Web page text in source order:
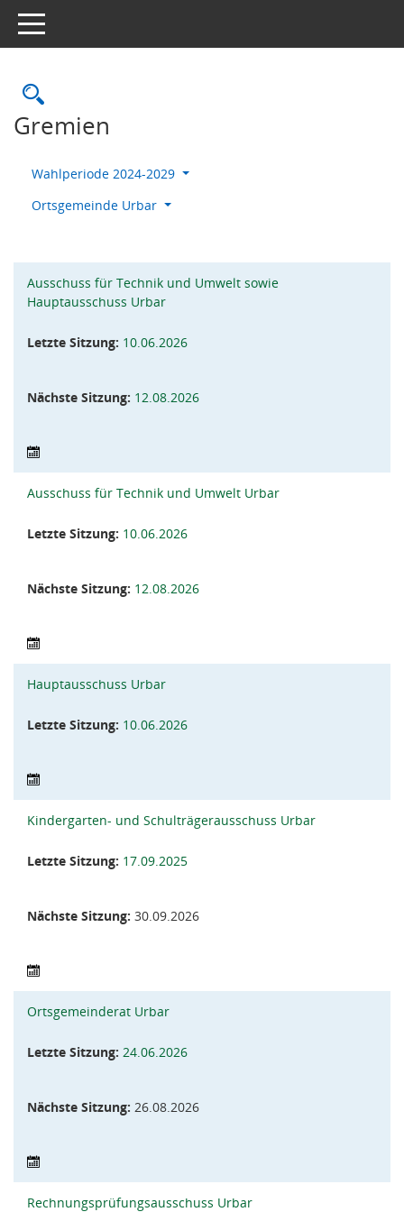
Toggle navigation
Rechercheauswahl
Gremien
Wahlperiode 2024-2029
Ortsgemeinde Urbar
Ausschuss für Technik und Umwelt sowie
Hauptausschuss Urbar
Letzte Sitzung: 10.06.2026
Nächste Sitzung: 12.08.2026
Ausschuss für Technik und Umwelt Urbar
Letzte Sitzung: 10.06.2026
Nächste Sitzung: 12.08.2026
Hauptausschuss Urbar
Letzte Sitzung: 10.06.2026
Kindergarten- und Schulträgerausschuss Urbar
Letzte Sitzung: 17.09.2025
Nächste Sitzung: 30.09.2026
Ortsgemeinderat Urbar
Letzte Sitzung: 24.06.2026
Nächste Sitzung: 26.08.2026
Rechnungsprüfungsausschuss Urbar